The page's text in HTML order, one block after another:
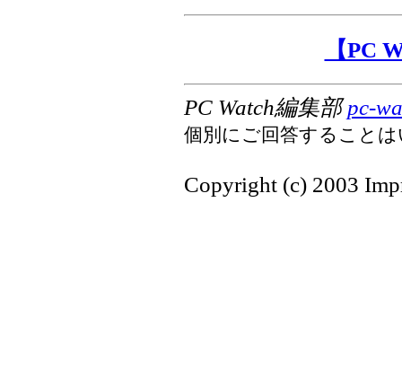
【PC
PC Watch編集部pc-
個別にご回答すること
Copyright (c) 2003